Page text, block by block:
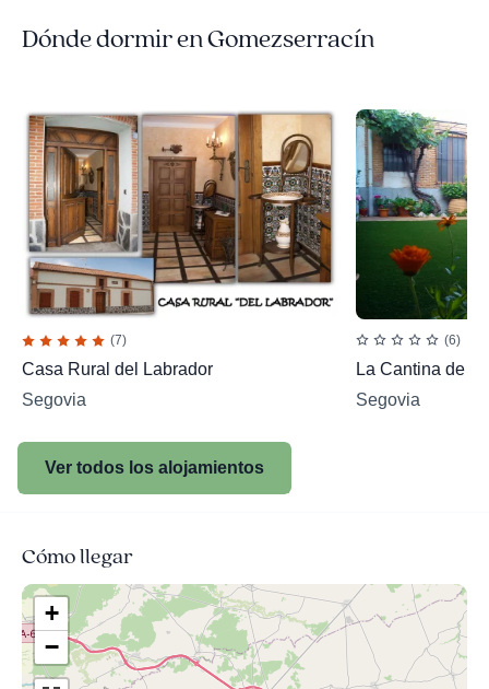
Dónde dormir en Gomezserracín
(7)
Casa Rural del Labrador
Segovia
(6)
La Cantina de
Segovia
Ver todos los alojamientos
Cómo llegar
+
−